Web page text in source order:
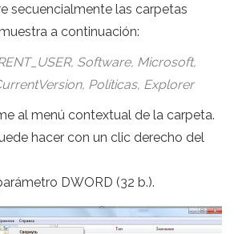
secuencialmente las carpetas
a continuación:
Software, Microsoft,
Políticas, Explorer
al menú contextual de la carpeta.
hacer con un clic derecho del
DWORD (32 b.).